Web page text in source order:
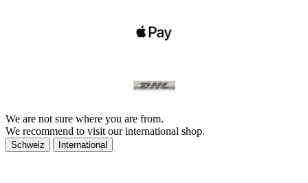
We are not sure where you are from.
We recommend to visit our international shop.
Schweiz International